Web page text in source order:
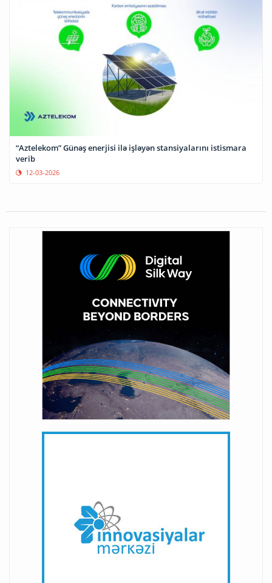
“Aztelekom” Günəş enerjisi ilə işləyən stansiyalarını istismara
verib
12-03-2026